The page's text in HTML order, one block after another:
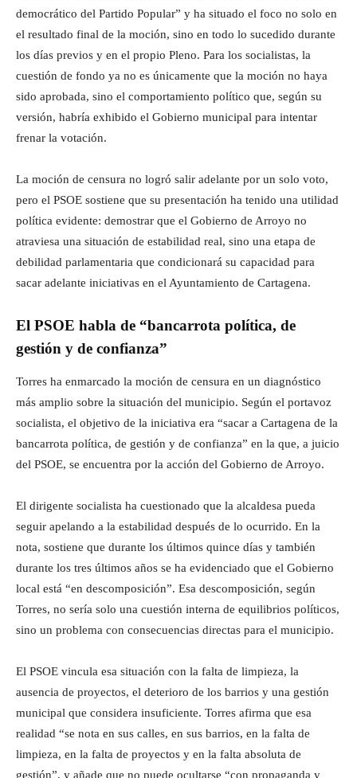
democrático del Partido Popular” y ha situado el foco no solo en
el resultado final de la moción, sino en todo lo sucedido durante
los días previos y en el propio Pleno. Para los socialistas, la
cuestión de fondo ya no es únicamente que la moción no haya
sido aprobada, sino el comportamiento político que, según su
versión, habría exhibido el Gobierno municipal para intentar
frenar la votación.
La moción de censura no logró salir adelante por un solo voto,
pero el PSOE sostiene que su presentación ha tenido una utilidad
política evidente: demostrar que el Gobierno de Arroyo no
atraviesa una situación de estabilidad real, sino una etapa de
debilidad parlamentaria que condicionará su capacidad para
sacar adelante iniciativas en el Ayuntamiento de Cartagena.
El PSOE habla de “bancarrota política, de
gestión y de confianza”
Torres ha enmarcado la moción de censura en un diagnóstico
más amplio sobre la situación del municipio. Según el portavoz
socialista, el objetivo de la iniciativa era “sacar a Cartagena de la
bancarrota política, de gestión y de confianza” en la que, a juicio
del PSOE, se encuentra por la acción del Gobierno de Arroyo.
El dirigente socialista ha cuestionado que la alcaldesa pueda
seguir apelando a la estabilidad después de lo ocurrido. En la
nota, sostiene que durante los últimos quince días y también
durante los tres últimos años se ha evidenciado que el Gobierno
local está “en descomposición”. Esa descomposición, según
Torres, no sería solo una cuestión interna de equilibrios políticos,
sino un problema con consecuencias directas para el municipio.
El PSOE vincula esa situación con la falta de limpieza, la
ausencia de proyectos, el deterioro de los barrios y una gestión
municipal que considera insuficiente. Torres afirma que esa
realidad “se nota en sus calles, en sus barrios, en la falta de
limpieza, en la falta de proyectos y en la falta absoluta de
gestión”, y añade que no puede ocultarse “con propaganda y